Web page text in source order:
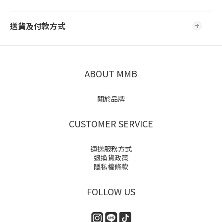
送貨及付款方式
ABOUT MMB
關於品牌
CUSTOMER SERVICE
運送服務方式
退換貨政策
隱私權條款
FOLLOW US